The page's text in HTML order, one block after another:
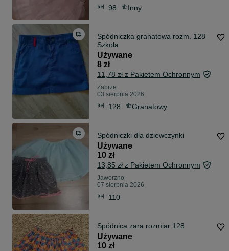
98 Inny
Spódniczka granatowa rozm. 128
Szkoła
Używane
8 zł
11,78 zł z Pakietem Ochronnym
Zabrze
03 sierpnia 2026
128 Granatowy
Spódniczki dla dziewczynki
Używane
10 zł
13,85 zł z Pakietem Ochronnym
Jaworzno
07 sierpnia 2026
110
Spódnica zara rozmiar 128
Używane
10 zł